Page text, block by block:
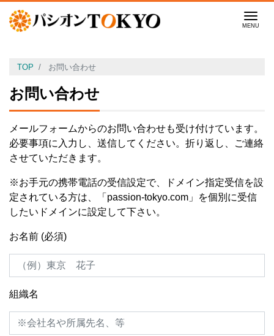
TOP お問い合わせ
お問い合わせ
メールフォームからのお問い合わせも受け付けています。
必要事項に入力し、送信してください。折り返し、ご連絡
させていただきます。
※お手元の携帯電話の受信設定で、ドメイン指定受信を設
定されている方は、「passion-tokyo.com」を個別に受信
したいドメインに設定して下さい。
お名前 (必須)
組織名